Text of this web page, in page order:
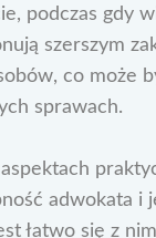
podczas gdy
szerszym
co może
sprawach.
adwokata i
łatwo się z nim